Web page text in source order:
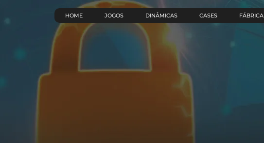
HOME JOGOS DINÂMICAS CASES FÁBRICA